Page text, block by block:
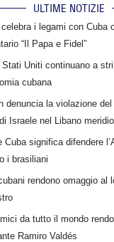
ULTIME NOTIZIE
i legami con Cuba
“Il Papa e Fidel”
Uniti continuano a
cubana
denuncia la violazione
Israele nel Libano
Cuba significa difendere
i brasiliani
rendono omaggio al
da tutto il mondo
Ramiro Valdés